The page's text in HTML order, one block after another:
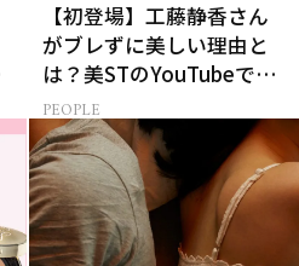
【初登場】工藤静香さん
がブレずに美しい理由と
は？美STのYouTubeでは
ALL私物の「ポーチの中
身」も大公開！
PEOPLE